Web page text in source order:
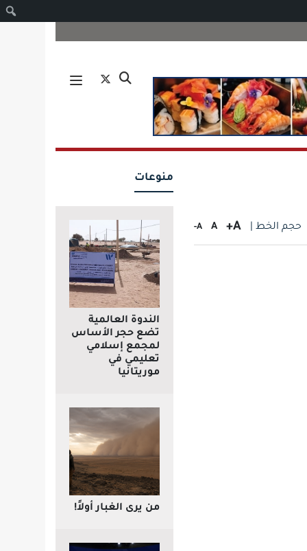
حجم الخط | A+
A
A-
منوعات
الندوة العالمية
تضع حجر الأساس
لمجمع إسلامي
تعليمي في
موريتانيا
من يرى الغبار أولاً!